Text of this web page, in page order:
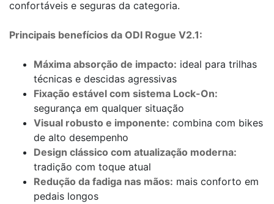
confortáveis e seguras da categoria.
Principais benefícios da ODI Rogue V2.1:
Máxima absorção de impacto: ideal para trilhas
técnicas e descidas agressivas
Fixação estável com sistema Lock-On:
segurança em qualquer situação
Visual robusto e imponente: combina com bikes
de alto desempenho
Design clássico com atualização moderna:
tradição com toque atual
Redução da fadiga nas mãos: mais conforto em
pedais longos